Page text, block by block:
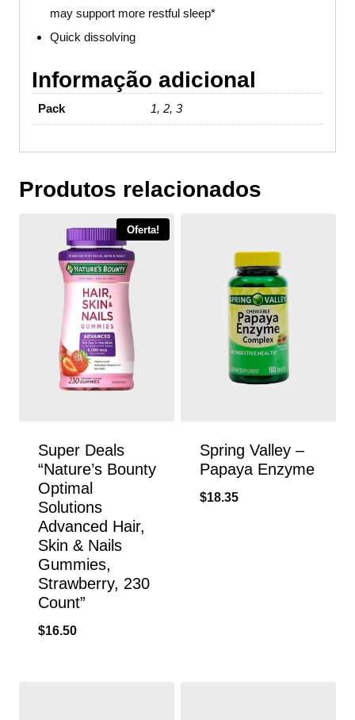
may support more restful sleep*
Quick dissolving
Informação adicional
Pack 1, 2, 3
Produtos relacionados
Oferta!
Super Deals
“Nature’s Bounty
Optimal
Solutions
Advanced Hair,
Skin & Nails
Gummies,
Strawberry, 230
Count”
$16.50
Spring Valley –
Papaya Enzyme
$18.35